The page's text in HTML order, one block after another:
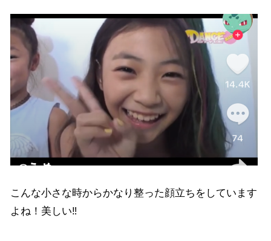
こんな小さな時からかなり整った顔立ちをしています
よね！美しい‼